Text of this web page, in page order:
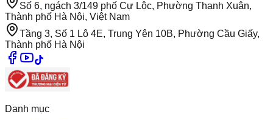
Số 6, ngách 3/149 phố Cự Lộc, Phường Thanh Xuân,
Thành phố Hà Nội, Việt Nam
Tầng 3, Số 1 Lô 4E, Trung Yên 10B, Phường Cầu Giấy,
Thành phố Hà Nội
Danh mục